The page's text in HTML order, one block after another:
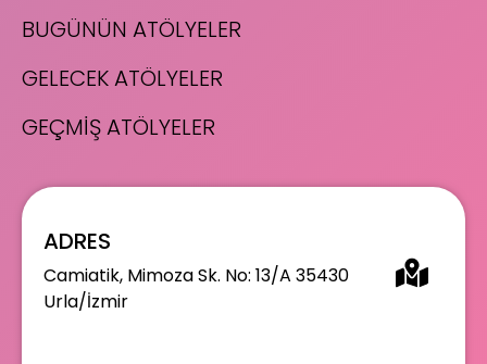
BUGÜNÜN ATÖLYELER
GELECEK ATÖLYELER
GEÇMİŞ ATÖLYELER
ADRES
Camiatik, Mimoza Sk. No: 13/A 35430
Urla/İzmir